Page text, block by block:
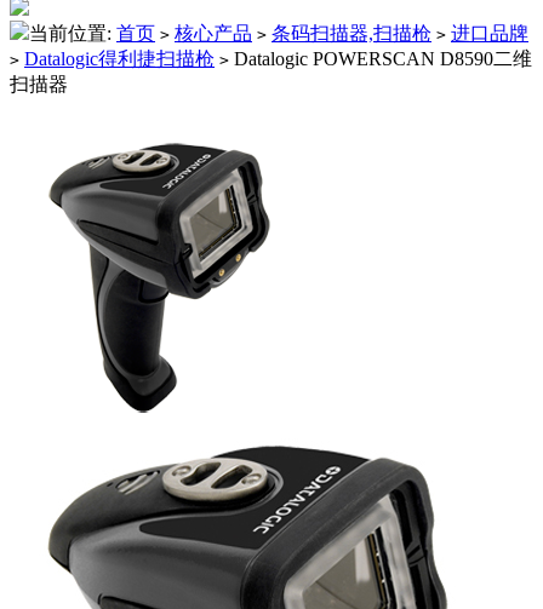
当前位置: 首页 > 核心产品 > 条码扫描器,扫描枪 > 进口品牌
> Datalogic得利捷扫描枪 > Datalogic POWERSCAN D8590二维
扫描器